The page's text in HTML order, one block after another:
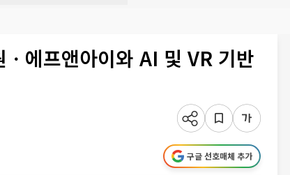
에프앤아이와 AI 및 VR 기반
구글 선호매체 추가